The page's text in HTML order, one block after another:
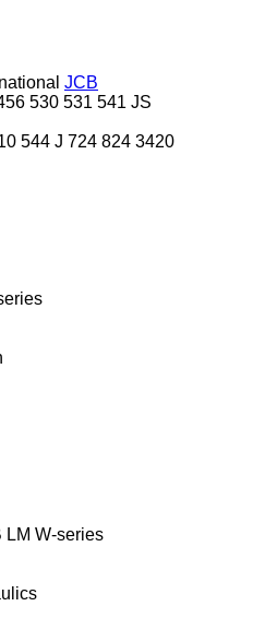
JCB
530 531 541 JS
544 J 724 824 3420
LM W-series